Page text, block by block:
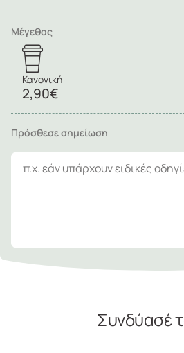
Μέγεθος
Κανονική
2,90€
Πρόσθεσε σημείωση
Συνδύασέ